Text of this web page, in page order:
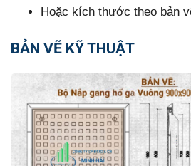
Hoặc kích thước theo bản
BẢN VẼ KỸ THUẬT